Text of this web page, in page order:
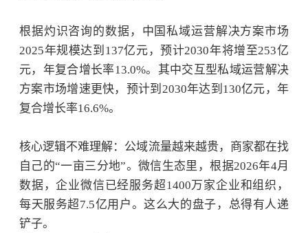
根据灼识咨询的数据，中国私域运营解决方案市场
2025年规模达到137亿元，预计2030年将增至253亿
元，年复合增长率13.0%。其中交互型私域运营解决
方案市场增速更快，预计到2030年达到130亿元，年
复合增长率16.6%。
核心逻辑不难理解：公域流量越来越贵，商家都在找
自己的“一亩三分地”。微信生态里，根据2026年4月
数据，企业微信已经服务超1400万家企业和组织，
每天服务超7.5亿用户。这么大的盘子，总得有人递
铲子。